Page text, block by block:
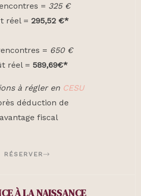
= 325 €
réel = 295,52 €*
= 650 €
réel = 589,69€*
à régler en CESU
déduction de
fiscal
RÉSERVER
À LA NAISSANCE